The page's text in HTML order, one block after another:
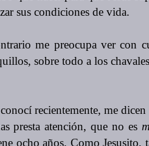
sus condiciones de vida.
me preocupa ver con
sobre todo a los
recientemente, me dicen
presta atención, que no es
ocho años. Como Jesusito,